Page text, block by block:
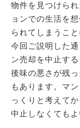
物件を見つけら
ョンでの生活を
られてしまうこと
今回ご説明した
ン売却を中止す
後味の悪さが残
もあります。マ
っくりと考えて
中止しなくても